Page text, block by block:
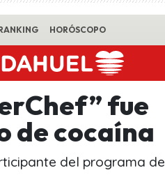
HORÓSCOPO
fue
de cocaína
del programa de